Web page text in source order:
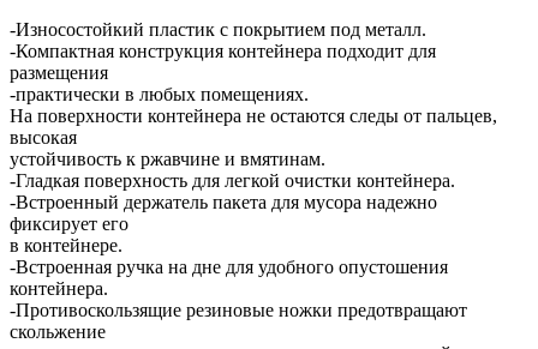
-Износостойкий пластик с покрытием под металл.
-Компактная конструкция контейнера подходит для
размещения
-практически в любых помещениях.
На поверхности контейнера не остаются следы от пальцев,
высокая
устойчивость к ржавчине и вмятинам.
-Гладкая поверхность для легкой очистки контейнера.
-Встроенный держатель пакета для мусора надежно
фиксирует его
в контейнере.
-Встроенная ручка на дне для удобного опустошения
контейнера.
-Противоскользящие резиновые ножки предотвращают
скольжение